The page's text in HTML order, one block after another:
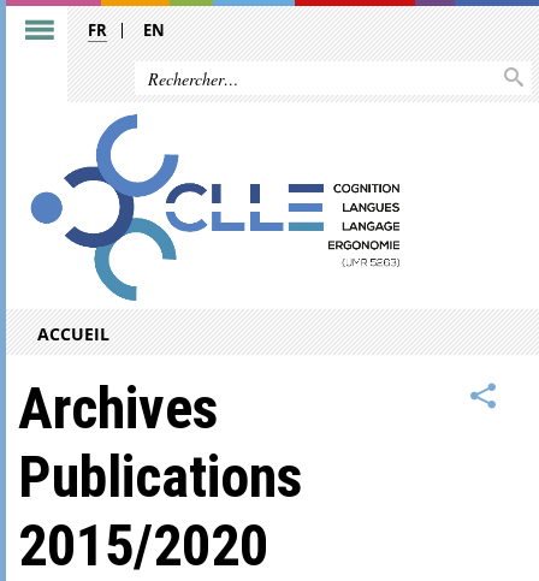
FR EN
ACCUEIL
Archives
Publications
2015/2020